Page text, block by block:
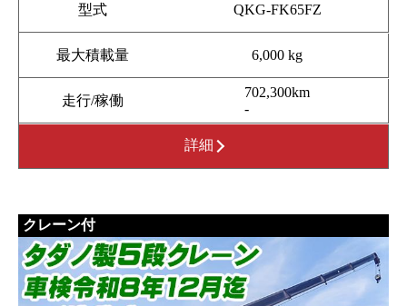
型式 QKG-FK65FZ
最大積載量 6,000 kg
走行/稼働
702,300km
-
詳細
クレーン付